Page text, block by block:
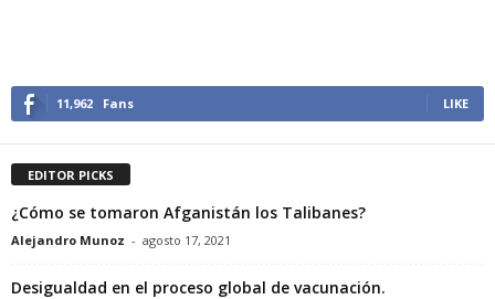
11,962 Fans LIKE
EDITOR PICKS
¿Cómo se tomaron Afganistán los Talibanes?
Alejandro Munoz - agosto 17, 2021
Desigualdad en el proceso global de vacunación.